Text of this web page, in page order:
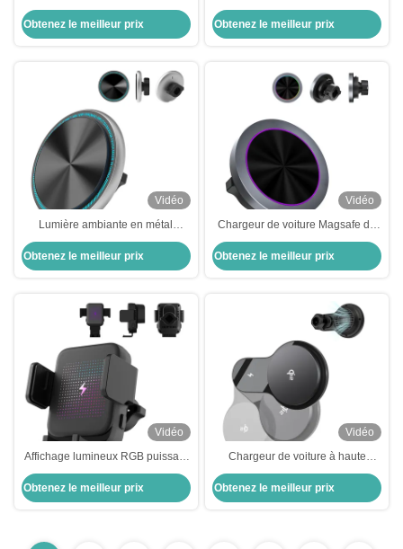
précision 15W à pleine vitesse
Obtenez le meilleur prix
personnalisable Magsafe
Chargeur monté sur voiture
Installation flexible
Obtenez le meilleur prix
Vidéo
Lumière ambiante en métal
Magsafe Car Mount Charger à
une main facile à utiliser
Obtenez le meilleur prix
Vidéo
Chargeur de voiture Magsafe de
très petit diamètre
Obtenez le meilleur prix
Vidéo
Affichage lumineux RGB puissant
et polyvalent
Obtenez le meilleur prix
Vidéo
Chargeur de voiture à haute
précision 15W à pleine vitesse
Obtenez le meilleur prix